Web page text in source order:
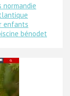
normandie
enfants
bénodet